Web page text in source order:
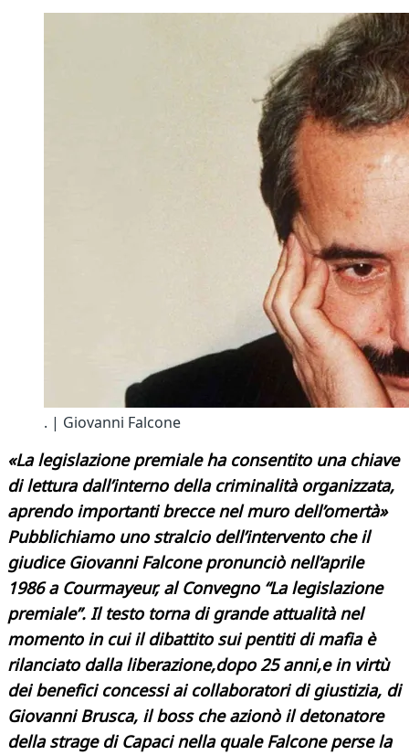
. | Giovanni Falcone
«La legislazione premiale ha consentito una chiave
di lettura dall’interno della criminalità organizzata,
aprendo importanti brecce nel muro dell’omertà»
Pubblichiamo uno stralcio dell’intervento che il
giudice Giovanni Falcone pronunciò nell’aprile
1986 a Courmayeur, al Convegno “La legislazione
premiale”. Il testo torna di grande attualità nel
momento in cui il dibattito sui pentiti di mafia è
rilanciato dalla liberazione,dopo 25 anni,e in virtù
dei benefici concessi ai collaboratori di giustizia, di
Giovanni Brusca, il boss che azionò il detonatore
della strage di Capaci nella quale Falcone perse la